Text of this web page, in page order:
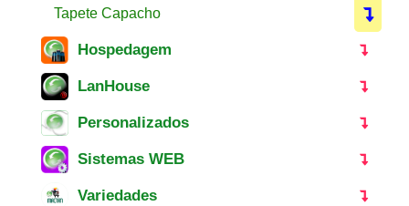
Tapete Capacho
Hospedagem
LanHouse
Personalizados
Sistemas WEB
Variedades